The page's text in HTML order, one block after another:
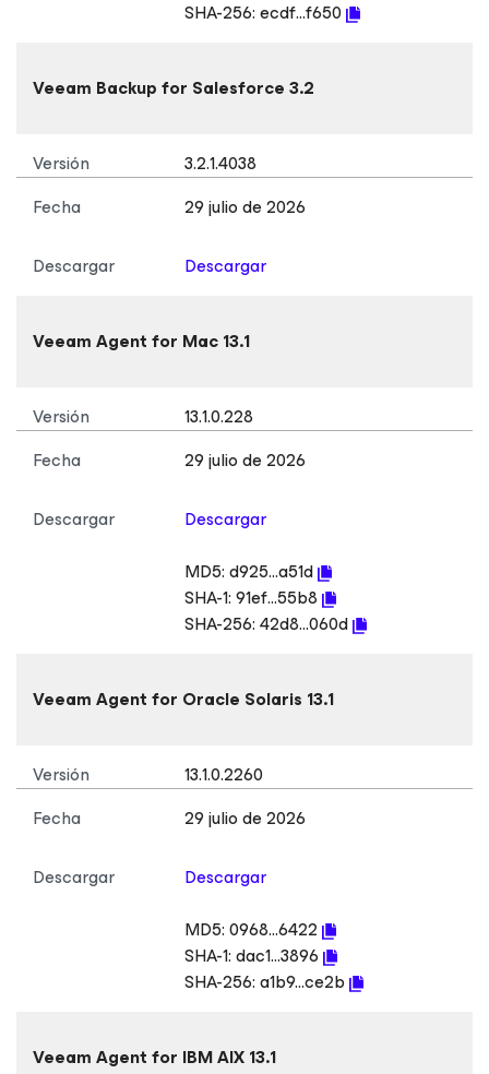
SHA-256:ecdf...f650
Veeam Backupfor Salesforce3.2
Versión
3.2.1.4038
Fecha
29 julio de 2026
Descargar
Descargar
Veeam Agentfor Mac13.1
Versión
13.1.0.228
Fecha
29 julio de 2026
Descargar
Descargar
MD5:d925...a51d
SHA-1:91ef...55b8
SHA-256:42d8...060d
Veeam Agentfor Oracle Solaris 13.1
Versión
13.1.0.2260
Fecha
29 julio de 2026
Descargar
Descargar
MD5:0968...6422
SHA-1:dac1...3896
SHA-256:a1b9...ce2b
Veeam Agentfor IBM AIX13.1